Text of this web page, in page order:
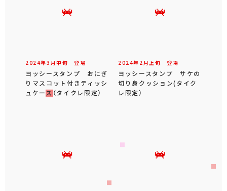
2024年3 月中旬 登場
ヨッシースタンプ おにぎ
りマスコット付きティッシ
ュケース（タイクレ限定）
2024年 2 月 上旬 登場
ヨッシースタンプ サケの
切り身クッション(タイク
レ限定）